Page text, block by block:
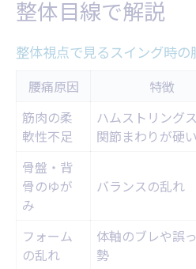
腰痛発生とフォーム
体の連動性が不足す
ゴルフ特有の姿勢が
腰痛持ちが見直すべ
整体で変わるフォー
整体施術前後の可動
可動域拡大が腰痛予
筋肉の柔軟性とスイ
骨盤矯正でスイング
整体目線で解説
整体視点で見るスイング時の
腰痛原因 特徴
筋肉の柔
軟性不足
ハムストリング
関節まわりが硬い
骨盤・背
骨のゆが
み
バランスの乱れ
フォーム
の乱れ
体軸のブレや誤
勢